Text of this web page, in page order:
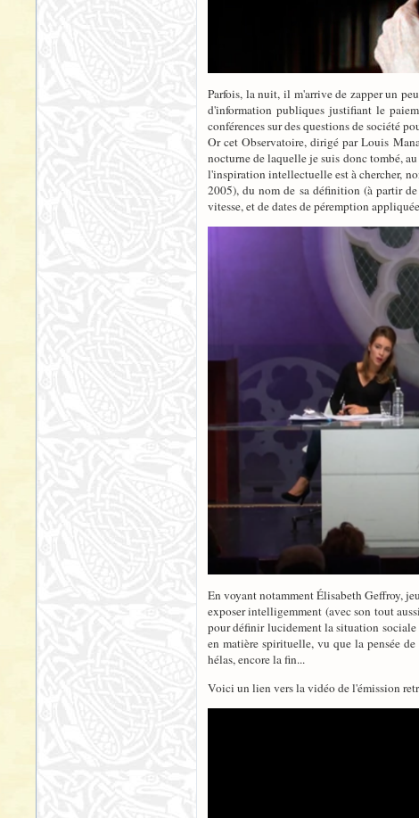
Parfois, la nuit, il m'arrive de zapper un
d'information publiques justifiant le
conférences sur des questions de société
Or cet Observatoire, dirigé par Louis
nocturne de laquelle je suis donc tombé,
l'inspiration intellectuelle est à chercher,
2005), du nom de sa définition (à partir
vitesse, et de dates de péremption
En voyant notamment Élisabeth Geffroy,
exposer intelligemment (avec son tout
pour définir lucidement la situation sociale
en matière spirituelle, vu que la pensée
hélas, encore la fin...
Voici un lien vers la vidéo de l'émission